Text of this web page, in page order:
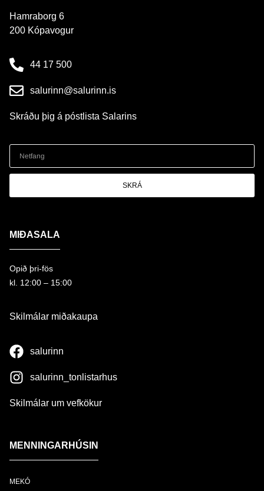
Hamraborg 6
200 Kópavogur
44 17 500
salurinn@salurinn.is
Skráðu þig á póstlista Salarins
SKRÁ
MIÐASALA
Opið þri-fös
kl. 12:00 – 15:00
Skilmálar miðakaupa
salurinn
salurinn_tonlistarhus
Skilmálar um vefkökur
MENNINGARHÚSIN
MEKÓ